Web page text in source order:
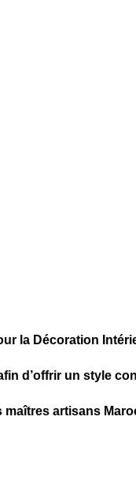
la Décoration
d’offrir un style
maîtres artisans